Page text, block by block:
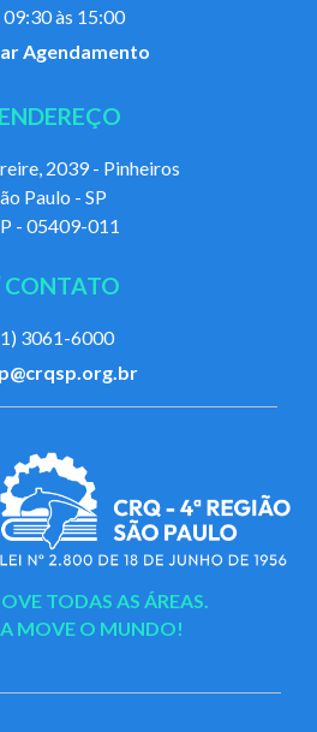
09:30 às 15:00
Agendamento
2039 - Pinheiros
Paulo - SP
- 05409-011
CONTATO
3061-6000
TODAS AS ÁREAS.
MOVE O MUNDO!